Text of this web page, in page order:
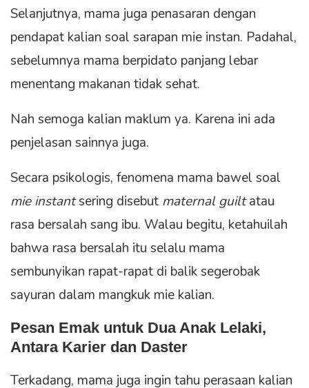
Selanjutnya, mama juga penasaran dengan
pendapat kalian soal sarapan mie instan. Padahal,
sebelumnya mama berpidato panjang lebar
menentang makanan tidak sehat.
Nah semoga kalian maklum ya. Karena ini ada
penjelasan sainnya juga.
Secara psikologis, fenomena mama bawel soal
mie instantsering disebut maternal guiltatau
rasa bersalah sang ibu. Walau begitu, ketahuilah
bahwa rasa bersalah itu selalu mama
sembunyikan rapat-rapat di balik segerobak
sayuran dalam mangkuk mie kalian.
Pesan Emak untuk Dua Anak Lelaki,
Antara Karier dan Daster
Terkadang, mama juga ingin tahu perasaan kalian